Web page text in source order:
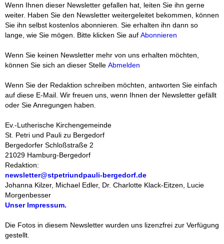
Wenn Ihnen dieser Newsletter gefallen hat, leiten Sie ihn gerne
weiter. Haben Sie den Newsletter weitergeleitet bekommen, können
Sie ihn selbst kostenlos abonnieren. Sie erhalten ihn dann so
lange, wie Sie mögen. Bitte klicken Sie auf Abonnieren
‍Wenn Sie keinen Newsletter mehr von uns erhalten möchten,
können Sie sich an dieser Stelle Abmelden
Wenn Sie der Redaktion schreiben möchten, antworten Sie einfach
auf diese E-Mail. Wir freuen uns, wenn Ihnen der Newsletter gefällt
oder Sie Anregungen haben.
Ev.-Lutherische Kirchengemeinde
St. Petri und Pauli zu Bergedorf
Bergedorfer Schloßstraße 2
21029 Hamburg-Bergedorf
Redaktion:
newsletter@stpetriundpauli-bergedorf.de
Johanna Kilzer, Michael Edler, Dr. Charlotte Klack-Eitzen,
Lucie
Morgenbesser
Unser Impressum.
‍Die Fotos in diesem Newsletter wurden uns lizenzfrei zur Verfügung
gestellt.